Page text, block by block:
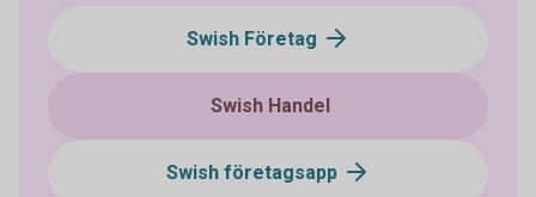
Swish Företag
Swish Handel
Swish företagsapp